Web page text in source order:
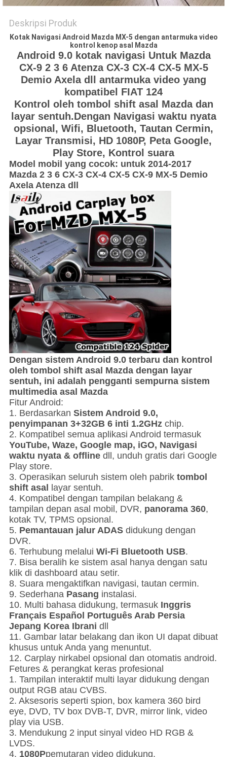
Deskripsi Produk
Kotak Navigasi Android Mazda MX-5 dengan antarmuka video
kontrol kenop asal Mazda
Android 9.0 kotak navigasi Untuk Mazda
CX-9 2 3 6 Atenza CX-3 CX-4 CX-5 MX-5
Demio Axela dll antarmuka video yang
kompatibel FIAT 124
Kontrol oleh tombol shift asal Mazda dan
layar sentuh.Dengan Navigasi waktu nyata
opsional , Wifi, Bluetooth, Tautan Cermin,
Layar Transmisi, HD 1080P, Peta Google,
Play Store, Kontrol suara
Model mobil yang cocok: untuk 2014-2017
Mazda 2 3 6 CX-3 CX-4 CX-5 CX-9 MX-5 Demio
Axela Atenza dll
Dengan sistem Android 9.0 terbaru dan kontrol
oleh tombol shift asal Mazda dengan layar
sentuh, ini adalah pengganti sempurna sistem
multimedia asal Mazda
Fitur Android:
1. Berdasarkan Sistem Android 9.0,
penyimpanan 3+32GB 6 inti 1.2GHz chip.
2. Kompatibel semua aplikasi Android termasuk
YouTube, Waze, Google map, iGO, Navigasi
waktu nyata & offlinedll, unduh gratis dari Google
Play store.
3. Operasikan seluruh sistem oleh pabriktombol
shift asal
layar sentuh.
4. Kompatibel dengan tampilan belakang &
tampilan depan asal mobil, DVR, panorama 360,
kotak TV, TPMS opsional.
5. Pemantauan jalur ADASdidukung dengan
DVR.
6. Terhubung melalui Wi-Fi Bluetooth USB.
7. Bisa beralih ke sistem asal hanya dengan satu
klik di dashboard atau setir.
8. Suara mengaktifkan navigasi, tautan cermin.
9. Sederhana Pasang instalasi.
10. Multi bahasa didukung, termasuk Inggris
Français Español Português Arab Persia
Jepang Korea Ibrani dll
11. Gambar latar belakang dan ikon UI dapat dibuat
khusus untuk Anda yang menuntut.
12. Carplay nirkabel opsional dan otomatis android.
Fetures & perangkat keras profesional
1. Tampilan interaktif multi layar didukung dengan
output RGB atau CVBS.
2. Aksesoris seperti spion, box kamera 360 bird
eye, DVD, TV box DVB-T, DVR, mirror link, video
play via USB.
3. Mendukung 2 input sinyal video HD RGB &
LVDS.
4. 1080Ppemutaran video didukung.